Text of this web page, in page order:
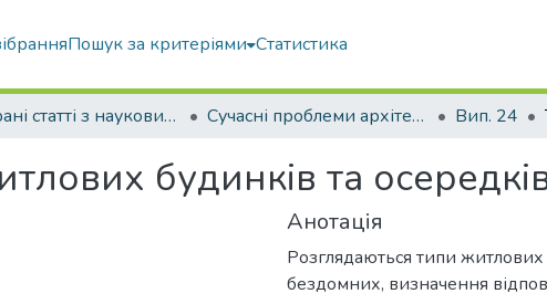
Пошук за критеріями Статистика
Вибрані статті з наукових збірників КНУБА Сучасні проблеми архітектури та містобудування Вип. 24
будинків та
Анотація
Розглядаються типи житлових
бездомних, визначення